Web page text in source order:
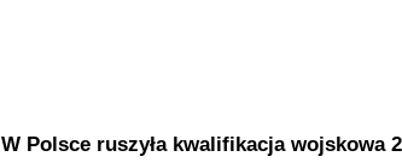
W Polsce ruszyła kwalifikacja wojskowa